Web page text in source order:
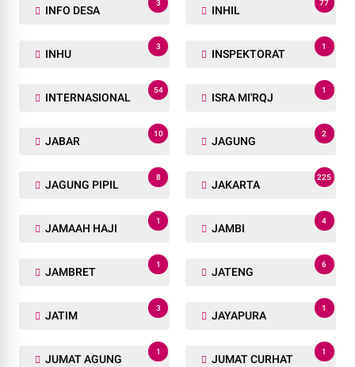
INFO DESA
3
INHIL
77
INHU
3
INSPEKTORAT
1
INTERNASIONAL
54
ISRA MI'RQJ
1
JABAR
10
JAGUNG
2
JAGUNG PIPIL
8
JAKARTA
225
JAMAAH HAJI
1
JAMBI
4
JAMBRET
1
JATENG
6
JATIM
3
JAYAPURA
1
JUMAT AGUNG
1
JUMAT CURHAT
1